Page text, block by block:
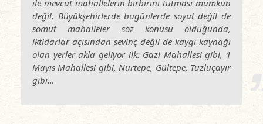
ile mevcut mahallelerin birbirini tutması mümkün
değil. Büyükşehirlerde bugünlerde soyut değil de
somut mahalleler söz konusu olduğunda,
iktidarlar açısından sevinç değil de kaygı kaynağı
olan yerler akla geliyor ilk: Gazi Mahallesi gibi, 1
Mayıs Mahallesi gibi, Nurtepe, Gültepe, Tuzluçayır
gibi…